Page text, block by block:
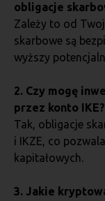
obligacje
Zależy to od
skarbowe są
wyższy
2. Czy mogę
przez konto IKE?
Tak, obligacje
i IKZE, co
kapitałowych.
3. Jakie